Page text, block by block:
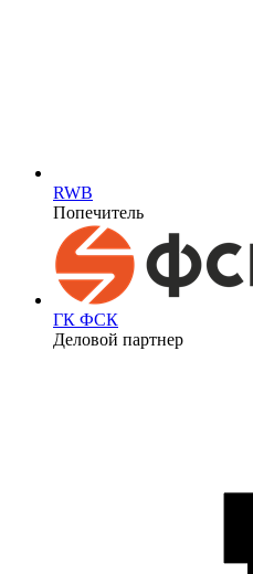
RWB
Попечитель
ГК ФСК
Деловой партнер